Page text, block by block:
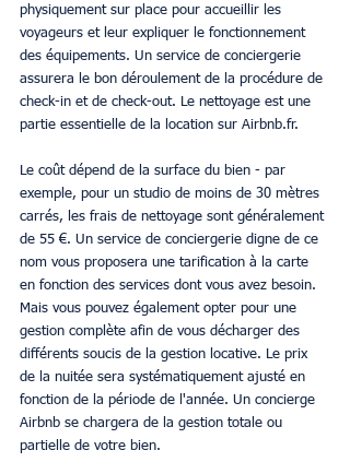
physiquement sur place pour accueillir les
voyageurs et leur expliquer le fonctionnement
des équipements. Un service de conciergerie
assurera le bon déroulement de la procédure de
check-in et de check-out. Le nettoyage est une
partie essentielle de la location sur Airbnb.fr.
Le coût dépend de la surface du bien - par
exemple, pour un studio de moins de 30 mètres
carrés, les frais de nettoyage sont généralement
de 55 €. Un service de conciergerie digne de ce
nom vous proposera une tarification à la carte
en fonction des services dont vous avez besoin.
Mais vous pouvez également opter pour une
gestion complète afin de vous décharger des
différents soucis de la gestion locative. Le prix
de la nuitée sera systématiquement ajusté en
fonction de la période de l'année. Un concierge
Airbnb se chargera de la gestion totale ou
partielle de votre bien.